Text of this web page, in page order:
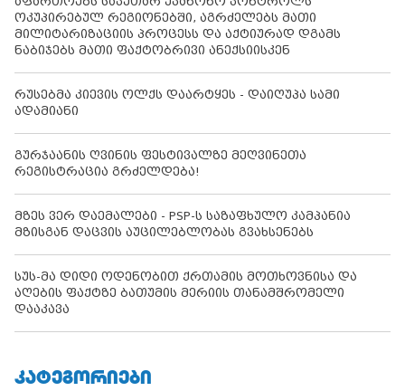
ოკუპირებულ რეგიონებში, აგრძელებს მათი
მილიტარიზაციის პროცესს და აქტიურად დგამს
ნაბიჯებს მათი ფაქტობრივი ანექსიისკენ
რუსებმა კიევის ოლქს დაარტყეს - დაიღუპა სამი
ადამიანი
გურჯაანის ღვინის ფესტივალზე მეღვინეთა
რეგისტრაცია გრძელდება!
მზეს ვერ დაემალები - PSP-ს საზაფხულო კამპანია
მზისგან დაცვის აუცილებლობას გვახსენებს
სუს-მა დიდი ოდენობით ქრთამის მოთხოვნისა და
აღების ფაქტზე ბათუმის მერიის თანამშრომელი
დააკავა
ᲙᲐᲢᲔᲒᲝᲠᲘᲔᲑᲘ